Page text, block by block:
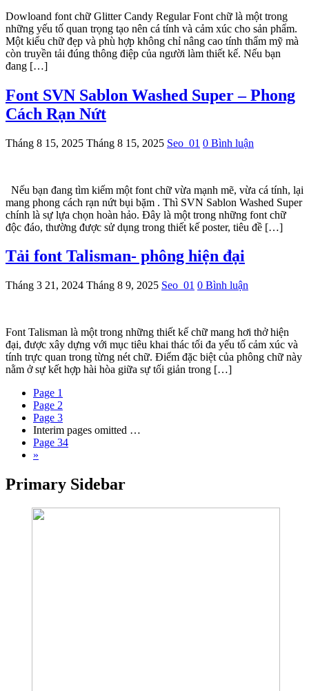
Dowloand font chữ Glitter Candy Regular Font chữ là một trong
những yếu tố quan trọng tạo nên cá tính và cảm xúc cho sản phẩm.
Một kiểu chữ đẹp và phù hợp không chỉ nâng cao tính thẩm mỹ mà
còn truyền tải đúng thông điệp của người làm thiết kế. Nếu bạn
đang […]
Font SVN Sablon Washed Super – Phong
Cách Rạn Nứt
Tháng 8 15, 2025 Tháng 8 15, 2025 Seo_01 0 Bình luận
Nếu bạn đang tìm kiếm một font chữ vừa mạnh mẽ, vừa cá tính, lại
mang phong cách rạn nứt bụi bặm . Thì SVN Sablon Washed Super
chính là sự lựa chọn hoàn hảo. Đây là một trong những font chữ
độc đáo, thường được sử dụng trong thiết kế poster, tiêu đề […]
Tải font Talisman- phông hiện đại
Tháng 3 21, 2024 Tháng 8 9, 2025 Seo_01 0 Bình luận
Font Talisman là một trong những thiết kế chữ mang hơi thở hiện
đại, được xây dựng với mục tiêu khai thác tối đa yếu tố cảm xúc và
tính trực quan trong từng nét chữ. Điểm đặc biệt của phông chữ này
nằm ở sự kết hợp hài hòa giữa sự tối giản trong […]
Page 1
Page 2
Page 3
Interim pages omitted …
Page 34
»
Primary Sidebar